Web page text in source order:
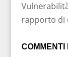
rapporto di
COMMENTI